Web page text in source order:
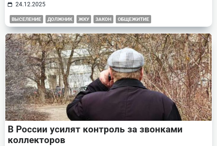
24.12.2025
ВЫСЕЛЕНИЕ ДОЛЖНИК ЖКУ ЗАКОН ОБЩЕЖИТИЕ
В России усилят контроль за звонками
коллекторов